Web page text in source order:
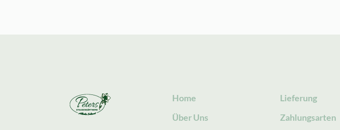
Home
Über Uns
Lieferung
Zahlungsarten